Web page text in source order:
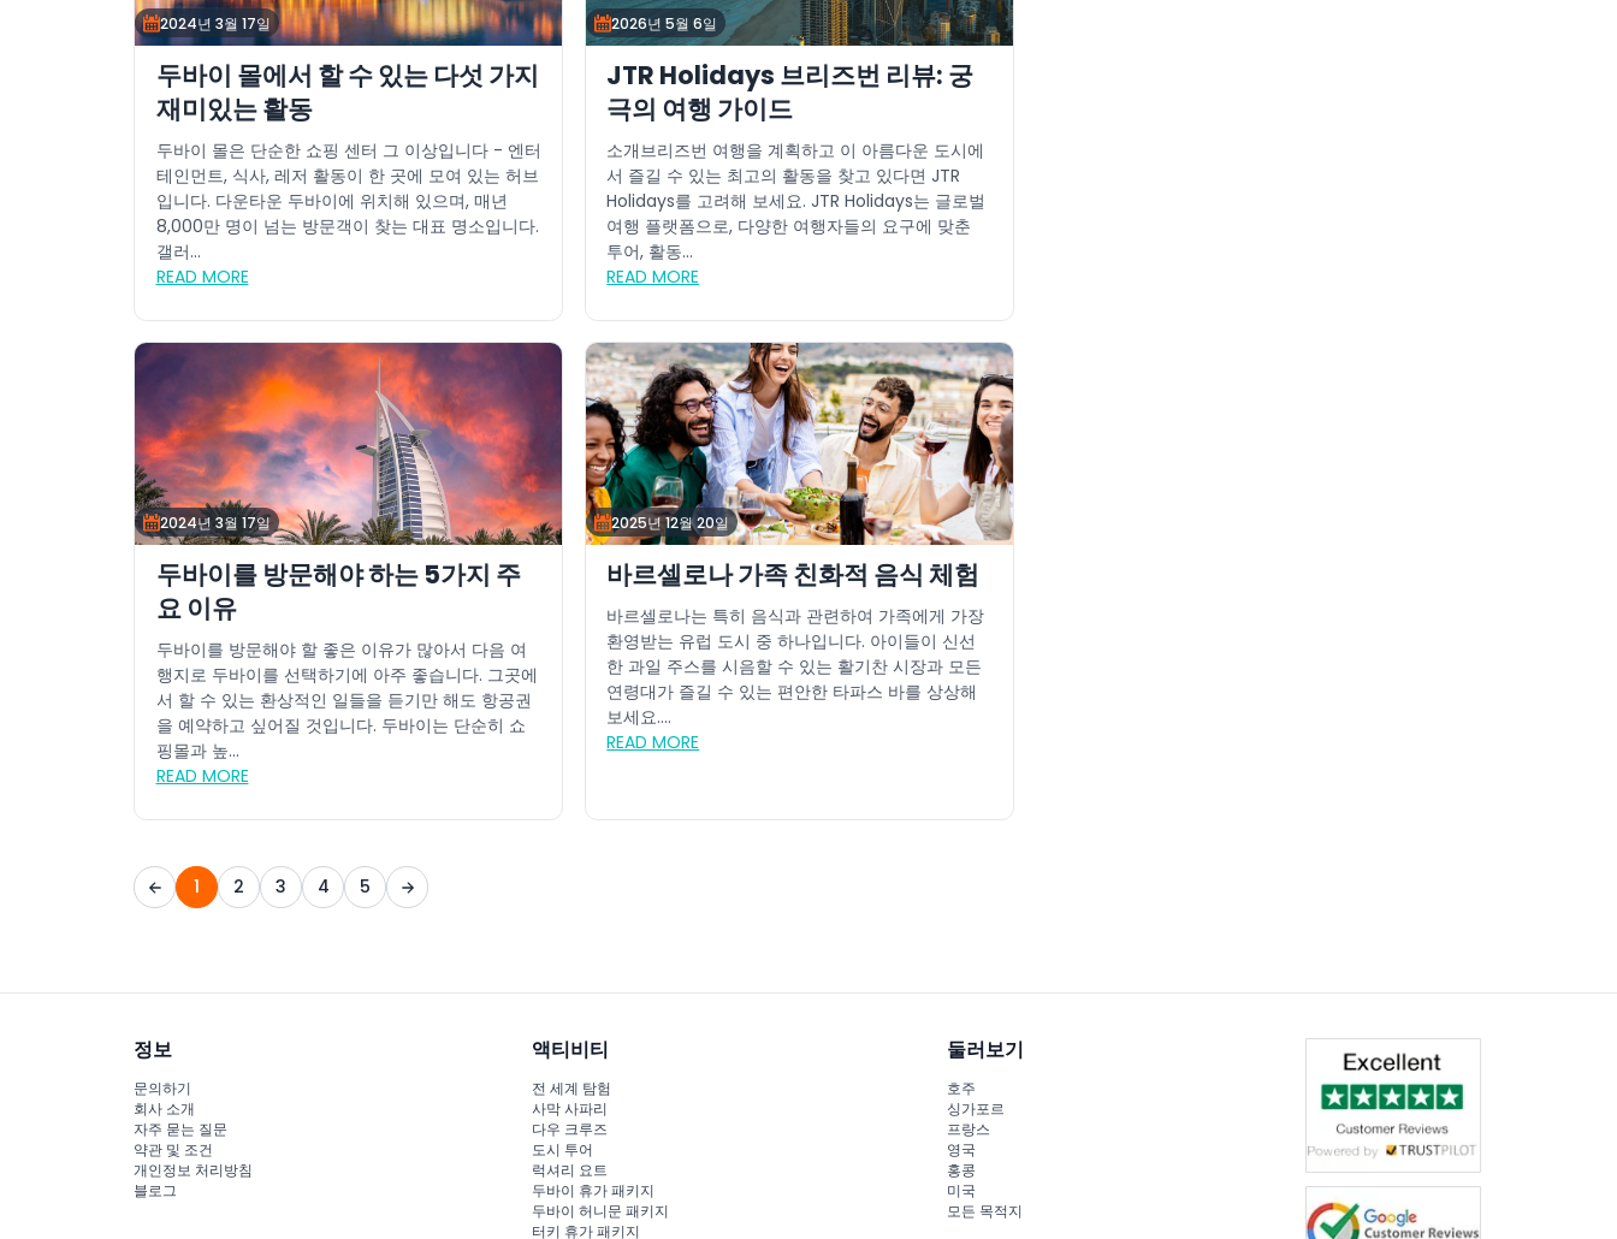
2024년 3월 17일
두바이 몰에서 할 수 있는 다섯 가지
재미있는 활동
두바이 몰은 단순한 쇼핑 센터 그 이상입니다 - 엔터
테인먼트, 식사, 레저 활동이 한 곳에 모여 있는 허브
입니다. 다운타운 두바이에 위치해 있으며, 매년
8,000만 명이 넘는 방문객이 찾는 대표 명소입니다.
갤러...
READ MORE
2026년 5월 6일
JTR Holidays 브리즈번 리뷰: 궁
극의 여행 가이드
소개브리즈번 여행을 계획하고 이 아름다운 도시에
서 즐길 수 있는 최고의 활동을 찾고 있다면 JTR
Holidays를 고려해 보세요. JTR Holidays는 글로벌
여행 플랫폼으로, 다양한 여행자들의 요구에 맞춘
투어, 활동...
READ MORE
2024년 3월 17일
두바이를 방문해야 하는 5가지 주
요 이유
두바이를 방문해야 할 좋은 이유가 많아서 다음 여
행지로 두바이를 선택하기에 아주 좋습니다. 그곳에
서 할 수 있는 환상적인 일들을 듣기만 해도 항공권
을 예약하고 싶어질 것입니다. 두바이는 단순히 쇼
핑몰과 높...
READ MORE
2025년 12월 20일
바르셀로나 가족 친화적 음식 체험
바르셀로나는 특히 음식과 관련하여 가족에게 가장
환영받는 유럽 도시 중 하나입니다. 아이들이 신선
한 과일 주스를 시음할 수 있는 활기찬 시장과 모든
연령대가 즐길 수 있는 편안한 타파스 바를 상상해
보세요....
READ MORE
1 2 3 4 5
정보
문의하기
회사 소개
자주 묻는 질문
약관 및 조건
개인정보 처리방침
블로그
액티비티
전 세계 탐험
사막 사파리
다우 크루즈
도시 투어
럭셔리 요트
두바이 휴가 패키지
두바이 허니문 패키지
터키 휴가 패키지
둘러보기
호주
싱가포르
프랑스
영국
홍콩
미국
모든 목적지